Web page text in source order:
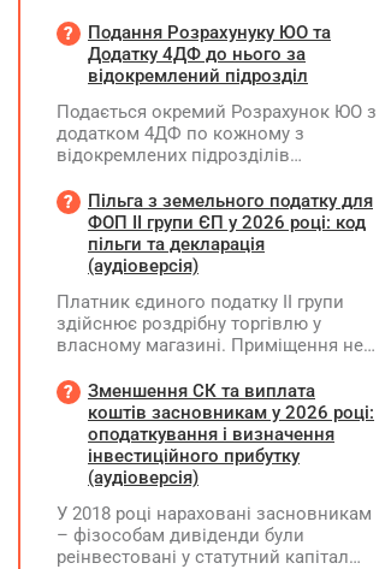
Подання Розрахунуку ЮО та
Додатку 4ДФ до нього за
відокремлений підрозділ
Подається окремий Розрахунок ЮО з
додатком 4ДФ по кожному з
відокремлених підрозділів
нараховувати, утримувати і
сплачувати (перераховувати)
податок на доходи фізичних осіб до
бюджету
Пільга з земельного податку для
ФОП ІІ групи ЄП у 2026 році: код
пільги та декларація
(аудіоверсія)
Платник єдиного податку ІІ групи
здійснює роздрібну торгівлю у
власному магазині. Приміщення не
земельну ділянку має як ФОП. Як
правильно застосувати пільгу з
земельного податку? Подано форму
№20-ОПП на магазин і землю. Чи
необхідно подавати декларацію з
пільги зазначати?
Зменшення СК та виплата
коштів засновникам у 2026 році:
оподаткування і визначення
інвестиційного прибутку
(аудіоверсія)
У 2018 році нараховані засновникам
– фізособам дивіденди були
реінвестовані у статутний капітал